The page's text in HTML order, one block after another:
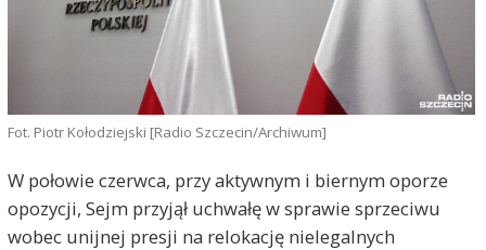
Fot. Piotr Kołodziejski [Radio Szczecin/Archiwum]
W połowie czerwca, przy aktywnym i biernym oporze
opozycji, Sejm przyjął uchwałę w sprawie sprzeciwu
wobec unijnej presji na relokację nielegalnych